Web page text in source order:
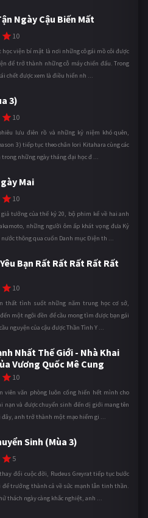
Ngày Cậu Biến Mất
10
học viện bí mật là nơi những cô gái mồ côi được
để trở thành những cỗ máy chiến đấu. Trong
chết được xem là điều hiển nh ...
3)
10
lưu điên rồ và những kỷ niệm khó quên,
3) tiếp tục theo chân Iori Kitahara cùng các
những ngày tháng đại học đ ...
Mai
10
tưởng của thế kỷ 20, bộ phim kể về hai anh
những người ôm ấp khát vọng đưa Kỷ
thông qua cuốn Danh mục Điện th ...
Bạn Rất Rất Rất Rất Rất
10
thất tình suốt những năm trung học cơ sở,
một ngôi đền để cầu mong tìm được bạn gái
nguyện của cậu được Thần Tình Y ...
Nhất Thế Giới - Nhà Khai
Vương Quốc Mê Cung
10
viên văn phòng luôn cống hiến hết mình cho
nạn và được chuyển sinh đến dị giới mang tên
đây, anh trở thành một mạo hiểm gi ...
Sinh (Mùa 3)
5
đổi cuộc đời, Rudeus Greyrat tiếp tục bước
trưởng thành cả về sức mạnh lẫn tinh thần.
thách ngày càng khắc nghiệt, anh ...